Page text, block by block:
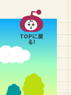
TOPに戻
る!